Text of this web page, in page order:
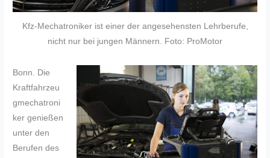
Kfz-Mechatroniker ist einer der angesehensten Lehrberufe,
nicht nur bei jungen Männern. Foto: ProMotor
Bonn. Die
Kraftfahrzeu
gmechatroni
ker genießen
unter den
Berufen des